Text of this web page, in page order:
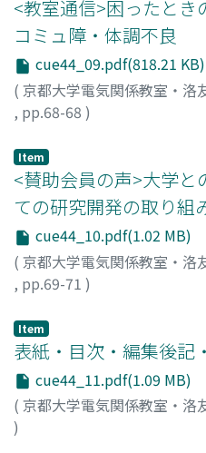
<教室通信>困ったとき
コミュ障・体調不良
cue44_09.pdf(818.21 KB)
( 京都大学電気関係教室・洛
, pp.68-68 )
Item
<賛助会員の声>大学と
ての研究開発の取り組
cue44_10.pdf(1.02 MB)
( 京都大学電気関係教室・洛
, pp.69-71 )
Item
表紙・目次・編集後記
cue44_11.pdf(1.09 MB)
( 京都大学電気関係教室・洛
)